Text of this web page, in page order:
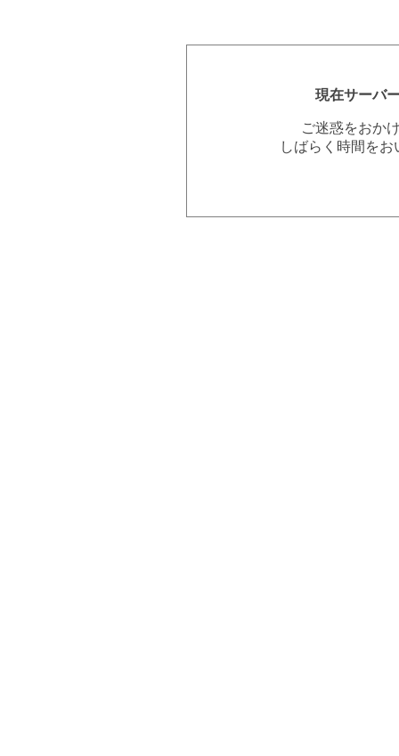
現在サーバ
ご迷惑をおか
しばらく時間を